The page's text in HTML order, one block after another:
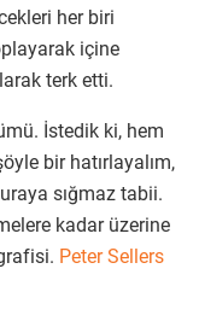
her biri
içine
terk etti.
İstedik ki, hem
bir hatırlayalım,
sığmaz tabii.
kadar üzerine
Peter Sellers